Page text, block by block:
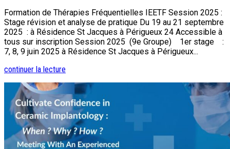
Formation de Thérapies Fréquentielles IEETF Session 2025 :
Stage révision et analyse de pratique Du 19 au 21 septembre
2025 : à Résidence St Jacques à Périgueux 24 Accessible à
tous sur inscription ​​Session 2025 (9e Groupe) 1er stage :
7, 8, 9 juin 2025 à Résidence St Jacques à Périgueux...
continuer la lecture